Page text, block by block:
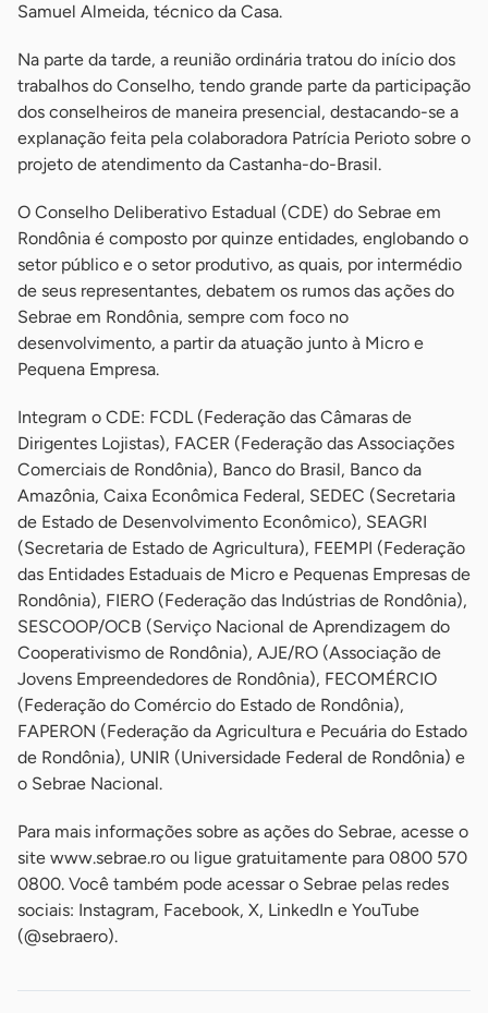
Samuel Almeida, técnico da Casa.
Na parte da tarde, a reunião ordinária tratou do início dos
trabalhos do Conselho, tendo grande parte da participação
dos conselheiros de maneira presencial, destacando-se a
explanação feita pela colaboradora Patrícia Perioto sobre o
projeto de atendimento da Castanha-do-Brasil.
O Conselho Deliberativo Estadual (CDE) do Sebrae em
Rondônia é composto por quinze entidades, englobando o
setor público e o setor produtivo, as quais, por intermédio
de seus representantes, debatem os rumos das ações do
Sebrae em Rondônia, sempre com foco no
desenvolvimento, a partir da atuação junto à Micro e
Pequena Empresa.
Integram o CDE: FCDL (Federação das Câmaras de
Dirigentes Lojistas), FACER (Federação das Associações
Comerciais de Rondônia), Banco do Brasil, Banco da
Amazônia, Caixa Econômica Federal, SEDEC (Secretaria
de Estado de Desenvolvimento Econômico), SEAGRI
(Secretaria de Estado de Agricultura), FEEMPI (Federação
das Entidades Estaduais de Micro e Pequenas Empresas de
Rondônia), FIERO (Federação das Indústrias de Rondônia),
SESCOOP/OCB (Serviço Nacional de Aprendizagem do
Cooperativismo de Rondônia), AJE/RO (Associação de
Jovens Empreendedores de Rondônia), FECOMÉRCIO
(Federação do Comércio do Estado de Rondônia),
FAPERON (Federação da Agricultura e Pecuária do Estado
de Rondônia), UNIR (Universidade Federal de Rondônia) e
o Sebrae Nacional.
Para mais informações sobre as ações do Sebrae, acesse o
site www.sebrae.ro ou ligue gratuitamente para 0800 570
0800. Você também pode acessar o Sebrae pelas redes
sociais: Instagram, Facebook, X, LinkedIn e YouTube
(@sebraero).